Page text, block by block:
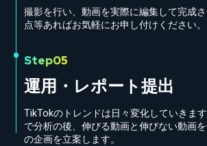
撮影を行い、動画を実際に編集して完成
点等あればお気軽にお申し付けください。
Step05
運用・レポート提出
TikTokのトレンドは日々変化していきま
で分析の後、伸びる動画と伸びない動画
の企画を立案します。